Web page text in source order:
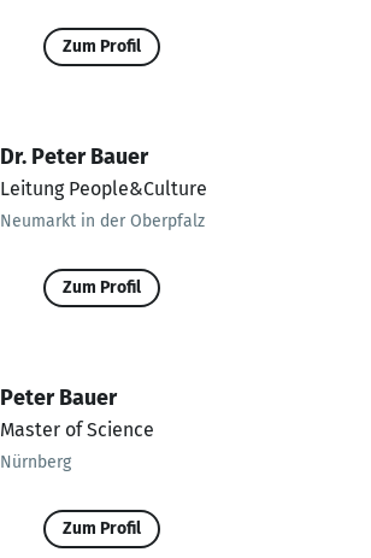
Zum Profil
Dr. Peter Bauer
Leitung People&Culture
Neumarkt in der Oberpfalz
Zum Profil
Peter Bauer
Master of Science
Nürnberg
Zum Profil